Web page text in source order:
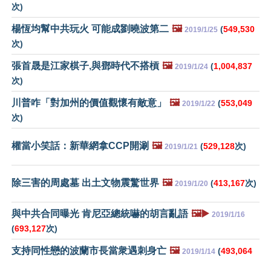
次)
楊恆均幫中共玩火 可能成劉曉波第二 🖼️ 2019/1/25 (549,530
次)
張首晟是江家棋子,與鄧時代不搭槓 🖼️ 2019/1/24 (1,004,837
次)
川普咋「對加州的價值觀懷有敵意」 🖼️ 2019/1/22 (553,049
次)
權當小笑話：新華網拿CCP開涮 🖼️ 2019/1/21 (529,128次)
除三害的周處墓 出土文物震驚世界 🖼️ 2019/1/20 (413,167次)
與中共合同曝光 肯尼亞總統嚇的胡言亂語 🖼️▶️ 2019/1/16
(693,127次)
支持同性戀的波蘭市長當衆遇刺身亡 🖼️ 2019/1/14 (493,064